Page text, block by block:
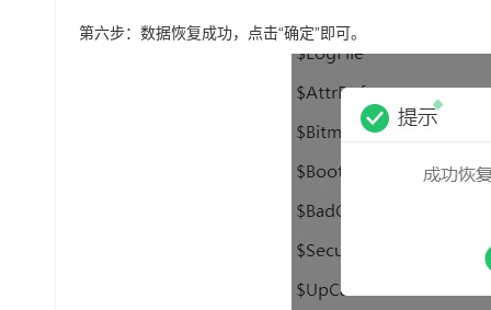
第六步：数据恢复成功，点击“确定”即可。